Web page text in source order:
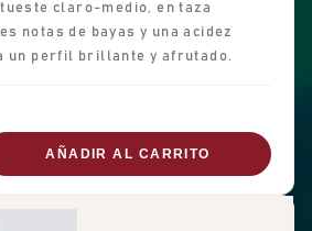
claro-medio, en taza
notas de bayas y una acidez
un perfil brillante y afrutado.
AÑADIR AL CARRITO